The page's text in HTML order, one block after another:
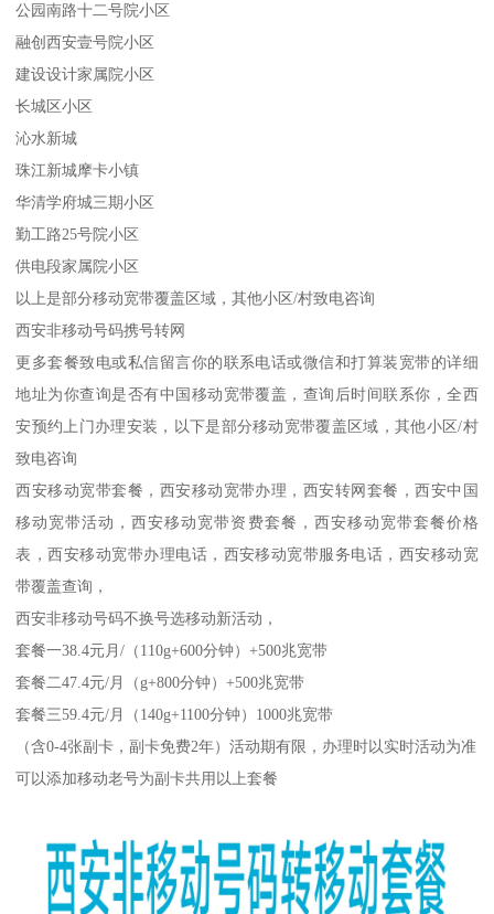
公园南路十二号院小区
融创西安壹号院小区
建设设计家属院小区
长城区小区
沁水新城
珠江新城摩卡小镇
华清学府城三期小区
勤工路25号院小区
供电段家属院小区
以上是部分移动宽带覆盖区域，其他小区/村致电咨询
西安非移动号码携号转网
更多套餐致电或私信留言你的联系电话或微信和打算装宽带的详细
地址为你查询是否有中国移动宽带覆盖，查询后时间联系你，全西
安预约上门办理安装，以下是部分移动宽带覆盖区域，其他小区/村
致电咨询
西安移动宽带套餐，西安移动宽带办理，西安转网套餐，西安中国
移动宽带活动，西安移动宽带资费套餐，西安移动宽带套餐价格
表，西安移动宽带办理电话，西安移动宽带服务电话，西安移动宽
带覆盖查询，
西安非移动号码不换号选移动新活动，
套餐一38.4元月/（110g+600分钟）+500兆宽带
套餐二47.4元/月（g+800分钟）+500兆宽带
套餐三59.4元/月（140g+1100分钟）1000兆宽带
（含0-4张副卡，副卡免费2年）活动期有限，办理时以实时活动为准
可以添加移动老号为副卡共用以上套餐